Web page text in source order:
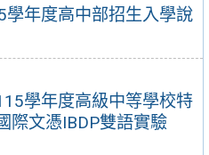
年度高中部招生入學說
學年度高級中等學校特
際文憑IBDP雙語實驗